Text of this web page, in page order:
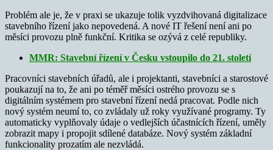
Problém ale je, že v praxi se ukazuje tolik vyzdvihovaná digitalizace
stavebního řízení jako nepovedená. A nové IT řešení není ani po
měsíci provozu plně funkční. Kritika se ozývá z celé republiky.
MMR: Stavební řízení v Česku vstoupilo do 21. století
Pracovníci stavebních úřadů, ale i projektanti, stavebníci a starostové
poukazují na to, že ani po téměř měsíci ostrého provozu se s
digitálním systémem pro stavební řízení nedá pracovat. Podle nich
nový systém neumí to, co zvládaly už roky využívané programy. Ty
automaticky vyplňovaly údaje o vedlejších účastnících řízení, uměly
zobrazit mapy i propojit sdílené databáze. Nový systém základní
funkcionality prozatím ale nezvládá.